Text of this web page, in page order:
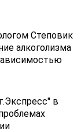
Степовик
алкоголизма
в